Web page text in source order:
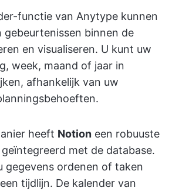
functie van Anytype kunnen
gebeurtenissen binnen de
en visualiseren. U kunt uw
week, maand of jaar in
afhankelijk van uw
heeft Notion een robuuste
met de database.
gegevens ordenen of taken
tijdlijn. De kalender van